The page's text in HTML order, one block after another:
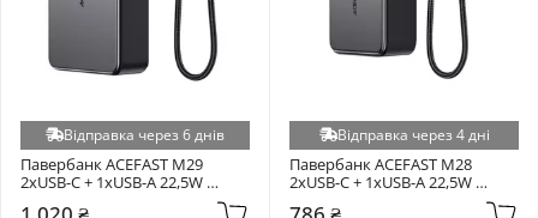
Відправка через 6 днів
Павербанк ACEFAST M29
2xUSB-C + 1xUSB-A 22,5W
Відправка через 4 дні
Павербанк ACEFAST M28
2xUSB-C + 1xUSB-A 22,5W